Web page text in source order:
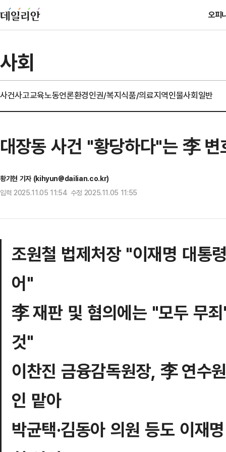
오피
사회
사건사고교육노동언론환경인권/복지식품/의료지역인물사회일반
대장동 사건 "황당하다"는 李
황기현 기자 (kihyun@dailian.co.kr)
입력 2025.11.05 11:54 수정 2025.11.05 11:55
조원철 법제처장 "이재명 대통
어"
李 재판 및 혐의에는 "모두 무
것"
이찬진 금융감독원장, 李 연수
인 맡아
박균택·김동아 의원 등도 이재